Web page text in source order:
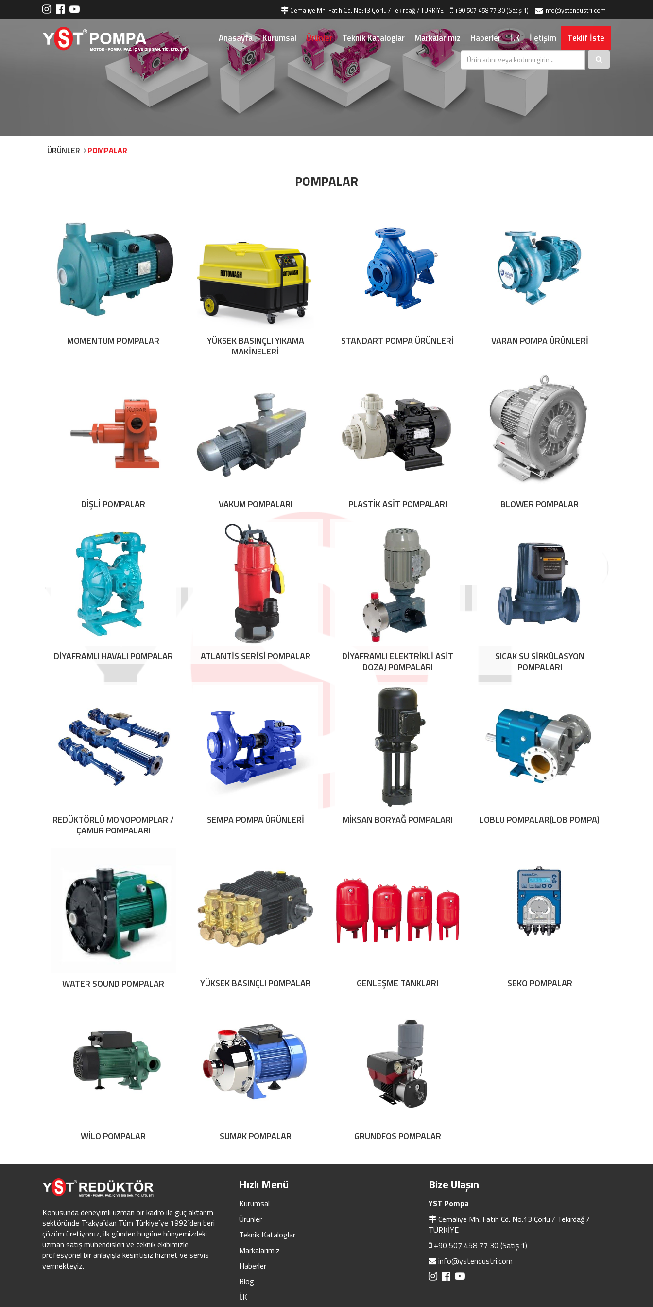
Cemaliye Mh. Fatih Cd. No:13 Çorlu / Tekirdağ / TÜRKİYE +90 507 458 77 30 (Satış 1) info@ystendustri.com
Anasayfa Kurumsal Ürünler Teknik Kataloglar Markalarımız Haberler İ.K İletişim Teklif İste
ÜRÜNLER POMPALAR
POMPALAR
MOMENTUM POMPALAR
YÜKSEK BASINÇLI YIKAMA
MAKİNELERİ
STANDART POMPA ÜRÜNLERİ VARAN POMPA ÜRÜNLERİ
DİŞLİ POMPALAR VAKUM POMPALARI PLASTİK ASİT POMPALARI BLOWER POMPALAR
DİYAFRAMLI HAVALI POMPALAR ATLANTİS SERİSİ POMPALAR
DİYAFRAMLI ELEKTRİKLİ ASİT
DOZAJ POMPALARI
SICAK SU SİRKÜLASYON
POMPALARI
REDÜKTÖRLÜ MONOPOMPLAR /
ÇAMUR POMPALARI
SEMPA POMPA ÜRÜNLERİ MİKSAN BORYAĞ POMPALARI LOBLU POMPALAR(LOB POMPA)
WATER SOUND POMPALAR YÜKSEK BASINÇLI POMPALAR GENLEŞME TANKLARI SEKO POMPALAR
WİLO POMPALAR SUMAK POMPALAR GRUNDFOS POMPALAR
Konusunda deneyimli uzman bir kadro ile güç aktarım
sektöründe Trakya´dan Tüm Türkiye´ye 1992´den beri
çözüm üretiyoruz, ilk günden bugüne bünyemizdeki
uzman satış mühendisleri ve teknik ekibimizle
profesyonel bir anlayışla kesintisiz hizmet ve servis
vermekteyiz.
Hızlı Menü
Kurumsal
Ürünler
Teknik Kataloglar
Markalarımız
Haberler
Blog
İ.K
Bize Ulaşın
YST Pompa
Cemaliye Mh. Fatih Cd. No:13 Çorlu / Tekirdağ /
TÜRKİYE
+90 507 458 77 30 (Satış 1)
info@ystendustri.com